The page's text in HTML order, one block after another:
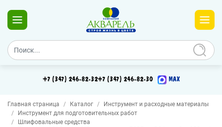
+7 (347) 246-82-32+7 (347) 246-82-30 MAX
Главная страница Каталог
Инструмент и расходные материалы
Инструмент для подготовительных работ
Шлифовальные средства